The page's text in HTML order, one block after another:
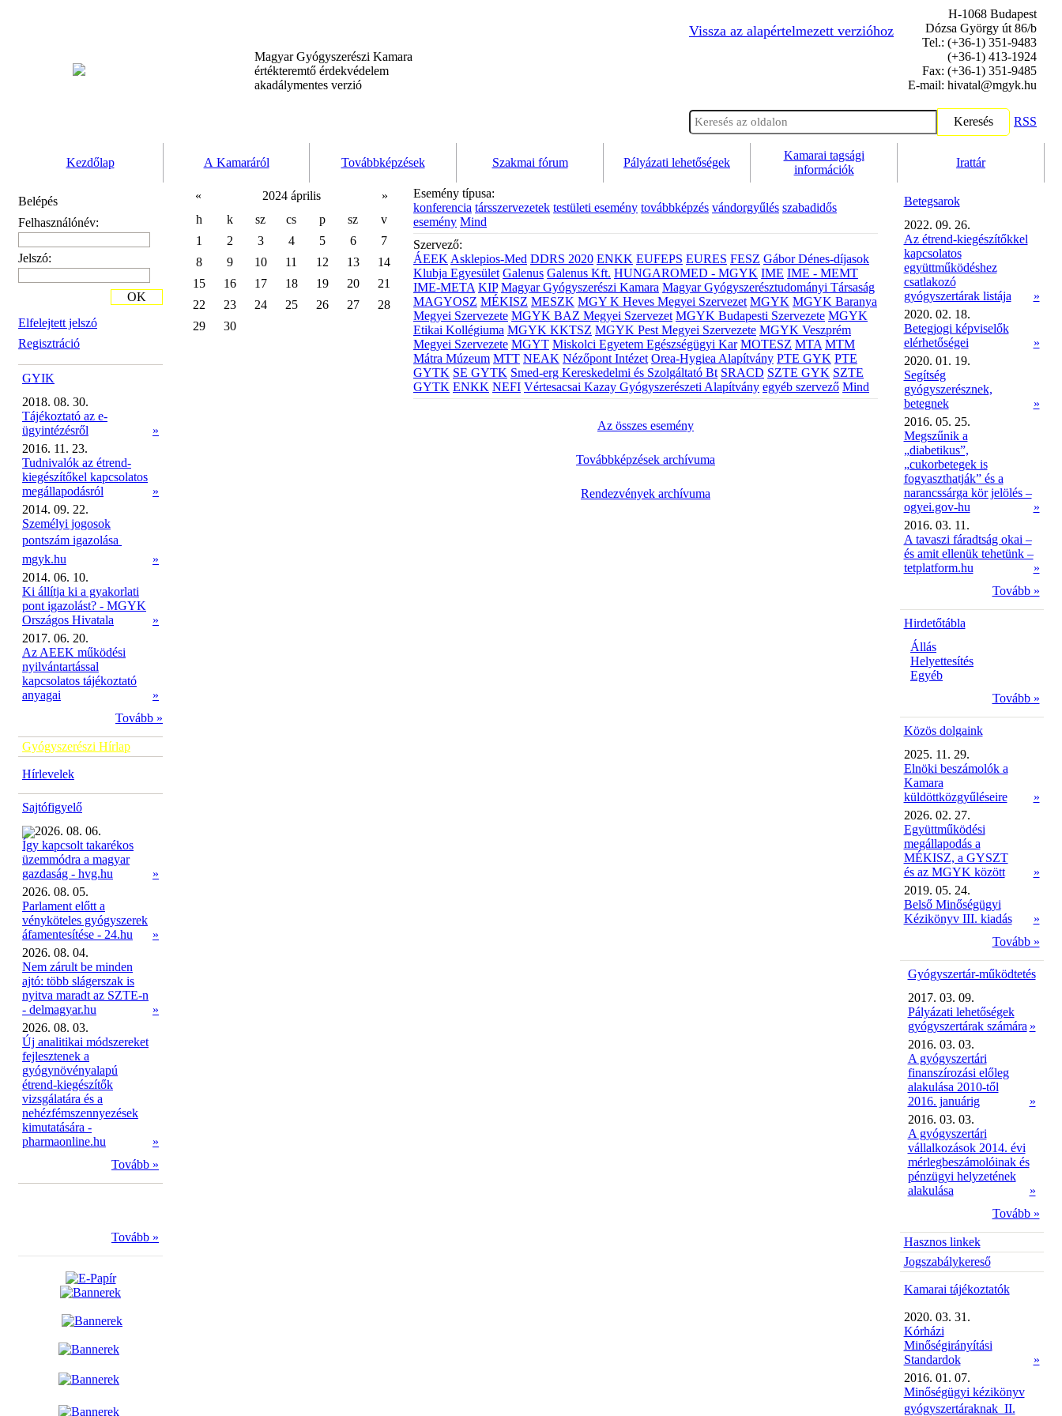
Magyar Gyógyszerészi Kamara
értékteremtő érdekvédelem
akadálymentes verzió
Vissza az alapértelmezett verzióhoz
H-1068 Budapest
Dózsa György út 86/b
Tel.: (+36-1) 351-9483
(+36-1) 413-1924
Fax: (+36-1) 351-9485
E-mail: hivatal@mgyk.hu
Keresés RSS
Kezdőlap A Kamaráról Továbbképzések Szakmai fórum Pályázati lehetőségek
Kamarai tagsági
információk
Irattár
Belépés
Felhasználónév:
Jelszó:
Elfelejtett jelszó
Regisztráció
OK
GYIK
2018. 08. 30.
Tájékoztató az e-
ügyintézésről
»
2016. 11. 23.
Tudnivalók az étrend-
kiegészítőkel kapcsolatos
megállapodásról
»
2014. 09. 22.
Személyi jogosok
pontszám igazolása 
mgyk.hu
»
2014. 06. 10.
Ki állítja ki a gyakorlati
pont igazolást? - MGYK
Országos Hivatala
»
2017. 06. 20.
Az AEEK működési
nyilvántartással
kapcsolatos tájékoztató
anyagai
»
Tovább »
Gyógyszerészi Hírlap
Hírlevelek
Sajtófigyelő
2026. 08. 06.
Így kapcsolt takarékos
üzemmódra a magyar
gazdaság - hvg.hu
»
2026. 08. 05.
Parlament előtt a
vényköteles gyógyszerek
áfamentesítése - 24.hu
»
2026. 08. 04.
Nem zárult be minden
ajtó: több slágerszak is
nyitva maradt az SZTE-n
- delmagyar.hu
»
2026. 08. 03.
Új analitikai módszereket
fejlesztenek a
gyógynövényalapú
étrend-kiegészítők
vizsgálatára és a
nehézfémszennyezések
kimutatására -
pharmaonline.hu
»
Tovább »
Tovább »
« 2024 április
»
h
k sz cs p sz
v
1
2 3 4 5 6
7
8
9 10 11 12 13
14
15
16 17 18 19 20
21
22
23 24 25 26 27
28
29
30
Esemény típusa:
konferencia társszervezetek testületi esemény továbbképzés vándorgyűlés szabadidős
esemény Mind
Szervező:
ÁEEK Asklepios-Med DDRS 2020 ENKK EUFEPS EURES FESZ Gábor Dénes-díjasok
Klubja Egyesület Galenus Galenus Kft. HUNGAROMED - MGYK IME IME - MEMT
IME-META KIP Magyar Gyógyszerészi Kamara Magyar Gyógyszerésztudományi Társaság
MAGYOSZ MÉKISZ MESZK MGY K Heves Megyei Szervezet MGYK MGYK Baranya
Megyei Szervezete MGYK BAZ Megyei Szervezet MGYK Budapesti Szervezete MGYK
Etikai Kollégiuma MGYK KKTSZ MGYK Pest Megyei Szervezete MGYK Veszprém
Megyei Szervezete MGYT Miskolci Egyetem Egészségügyi Kar MOTESZ MTA MTM
Mátra Múzeum MTT NEAK Nézőpont Intézet Orea-Hygiea Alapítvány PTE GYK PTE
GYTK SE GYTK Smed-erg Kereskedelmi és Szolgáltató Bt SRACD SZTE GYK SZTE
GYTK ENKK NEFI Vértesacsai Kazay Gyógyszerészeti Alapítvány egyéb szervező Mind
Az összes esemény
Továbbképzések archívuma
Rendezvények archívuma
Betegsarok
2022. 09. 26.
Az étrend-kiegészítőkkel
kapcsolatos
együttműködéshez
csatlakozó
gyógyszertárak listája
»
2020. 02. 18.
Betegjogi képviselők
elérhetőségei
»
2020. 01. 19.
Segítség
gyógyszerésznek,
betegnek
»
2016. 05. 25.
Megszűnik a
„diabetikus”,
„cukorbetegek is
fogyaszthatják” és a
narancssárga kör jelölés –
ogyei.gov-hu
»
2016. 03. 11.
A tavaszi fáradtság okai –
és amit ellenük tehetünk –
tetplatform.hu
»
Tovább »
Hirdetőtábla
Állás
Helyettesítés
Egyéb
Tovább »
Közös dolgaink
2025. 11. 29.
Elnöki beszámolók a
Kamara
küldöttközgyűléseire
»
2026. 02. 27.
Együttműködési
megállapodás a
MÉKISZ, a GYSZT
és az MGYK között
»
2019. 05. 24.
Belső Minőségügyi
Kézikönyv III. kiadás
»
Tovább »
Gyógyszertár-működtetés
2017. 03. 09.
Pályázati lehetőségek
gyógyszertárak számára »
2016. 03. 03.
A gyógyszertári
finanszírozási előleg
alakulása 2010-től
2016. januárig
»
2016. 03. 03.
A gyógyszertári
vállalkozások 2014. évi
mérlegbeszámolóinak és
pénzügyi helyzetének
alakulása
»
Tovább »
Hasznos linkek
Jogszabálykereső
Kamarai tájékoztatók
2020. 03. 31.
Kórházi
Minőségirányítási
Standardok
»
2016. 01. 07.
Minőségügyi kézikönyv
gyógyszertáraknak  II.